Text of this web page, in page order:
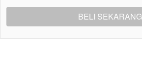
`BELI SEKARANG